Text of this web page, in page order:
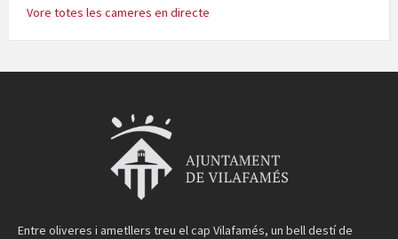
Vore totes les cameres en directe
Entre oliveres i ametllers treu el cap Vilafamés, un bell destí de